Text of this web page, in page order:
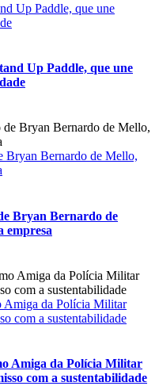
Up Paddle, que une
Up Paddle, que une
Bryan Bernardo de Mello,
Bryan Bernardo de
empresa
Amiga da Polícia Militar
com a sustentabilidade
Amiga da Polícia Militar
com a sustentabilidade